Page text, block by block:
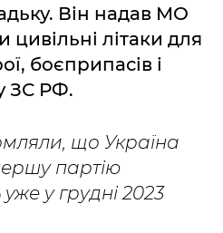
Він надав МО
літаки для
боєприпасів і
ЗС РФ.
що Україна
партію
уже у грудні 2023